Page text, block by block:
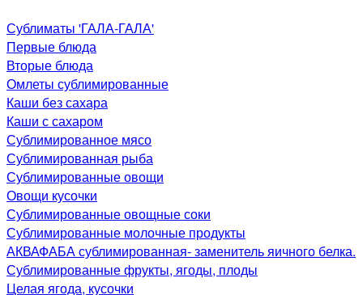
Сублиматы 'ГАЛА-ГАЛА'
Первые блюда
Вторые блюда
Омлеты сублимированные
Каши без сахара
Каши с сахаром
Сублимированное мясо
Сублимированная рыба
Сублимированные овощи
Овощи кусочки
Сублимированные овощные соки
Сублимированные молочные продукты
АКВАФАБА сублимированная- заменитель яичного белка.
Сублимированные фрукты, ягоды, плоды
Целая ягода, кусочки